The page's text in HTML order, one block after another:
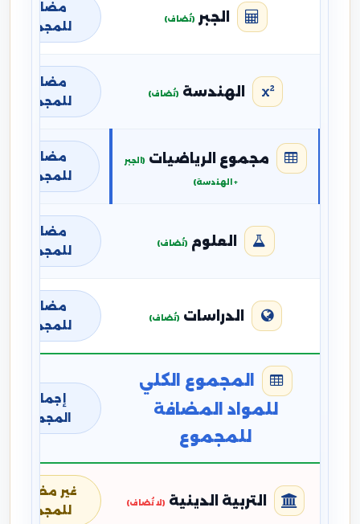
الجبر (تُضاف)
مضافة
للمجموع
الهندسة (تُضاف)
مضافة
للمجموع
مجموع الرياضيات (الجبر
+ الهندسة)
مضافة
للمجموع
العلوم (تُضاف)
مضافة
للمجموع
الدراسات (تُضاف)
مضافة
للمجموع
المجموع الكلي
للمواد المضافة
للمجموع
إجمالي
المجموع
التربية الدينية (لا تُضاف)
غير مضافة
للمجموع